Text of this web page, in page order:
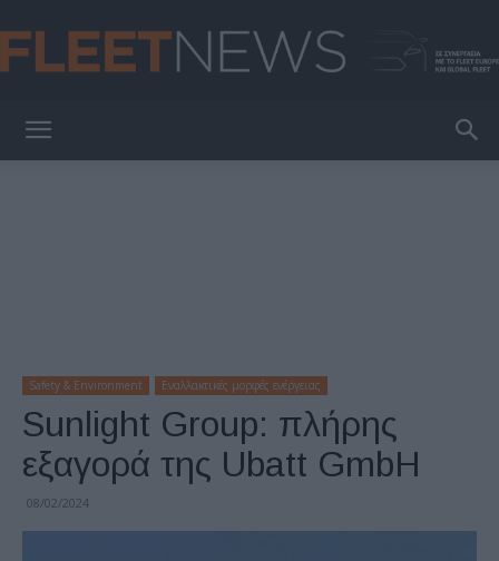
Safety & Environment Εναλλακτικές μορφές ενέργειας
Sunlight Group: πλήρης
εξαγορά της Ubatt GmbH
08/02/2024